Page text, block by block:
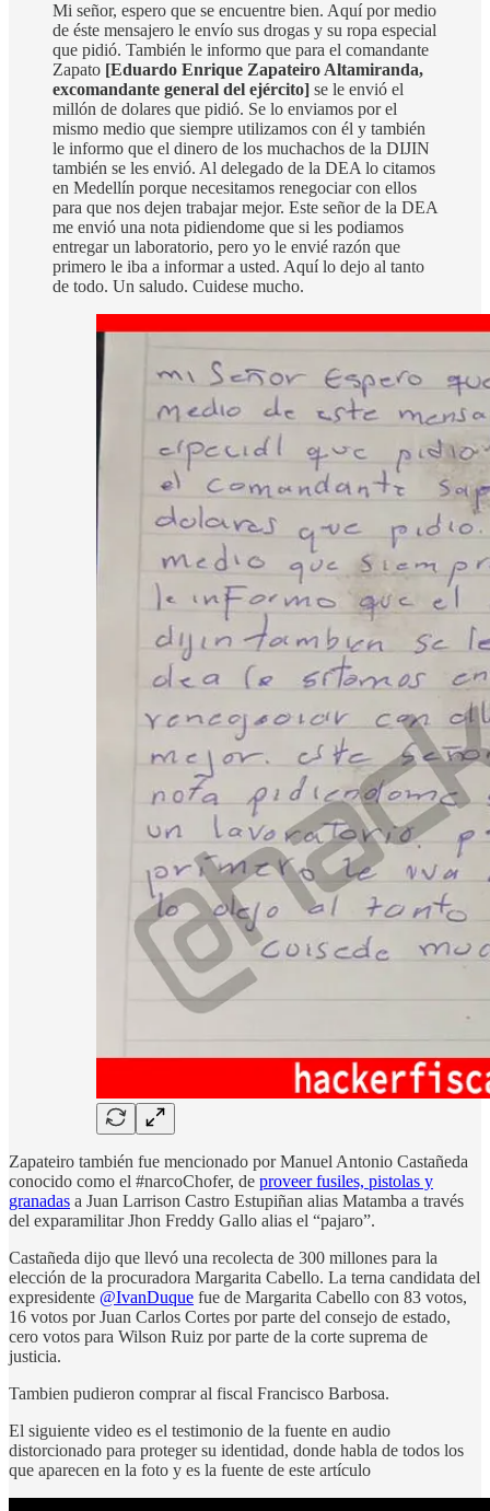
Mi señor, espero que se encuentre bien. Aquí por medio
de éste mensajero le envío sus drogas y su ropa especial
que pidió. También le informo que para el comandante
Zapato [Eduardo Enrique Zapateiro Altamiranda,
excomandante general del ejército] se le envió el
millón de dolares que pidió. Se lo enviamos por el
mismo medio que siempre utilizamos con él y también
le informo que el dinero de los muchachos de la DIJIN
también se les envió. Al delegado de la DEA lo citamos
en Medellín porque necesitamos renegociar con ellos
para que nos dejen trabajar mejor. Este señor de la DEA
me envió una nota pidiendome que si les podiamos
entregar un laboratorio, pero yo le envié razón que
primero le iba a informar a usted. Aquí lo dejo al tanto
de todo. Un saludo. Cuidese mucho.
Zapateiro también fue mencionado por Manuel Antonio Castañeda
conocido como el #narcoChofer, de proveer fusiles, pistolas y
granadas a Juan Larrison Castro Estupiñan alias Matamba a través
del exparamilitar Jhon Freddy Gallo alias el “pajaro”.
Castañeda dijo que llevó una recolecta de 300 millones para la
elección de la procuradora Margarita Cabello. La terna candidata del
expresidente @IvanDuque fue de Margarita Cabello con 83 votos,
16 votos por Juan Carlos Cortes por parte del consejo de estado,
cero votos para Wilson Ruiz por parte de la corte suprema de
justicia.
Tambien pudieron comprar al fiscal Francisco Barbosa.
El siguiente video es el testimonio de la fuente en audio
distorcionado para proteger su identidad, donde habla de todos los
que aparecen en la foto y es la fuente de este artículo